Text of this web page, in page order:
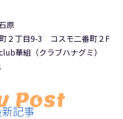
原
２丁目9-3 コスモ二番町２F
華組（クラブハナグミ）
Post
記事